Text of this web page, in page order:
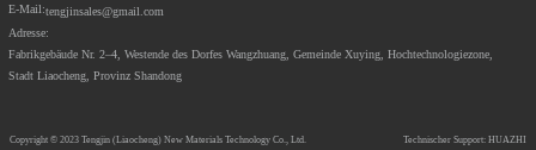
E-Mail:tengjinsales@gmail.com
Adresse:
Fabrikgebäude Nr. 2–4, Westende des Dorfes Wangzhuang, Gemeinde Xuying, Hochtechnologiezone,
Stadt Liaocheng, Provinz Shandong
Copyright © 2023 Tengjin (Liaocheng) New Materials Technology Co., Ltd. Technischer Support: HUAZHI